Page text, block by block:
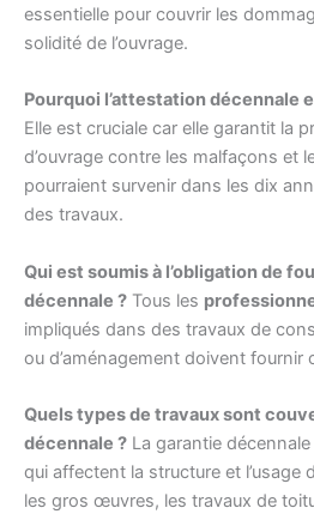
essentielle pour couvrir les
solidité de l’ouvrage.
Pourquoi l’attestation décennale
Elle est cruciale car elle garantit la
d’ouvrage contre les malfaçons et
pourraient survenir dans les dix
des travaux.
Qui est soumis à l’obligation de
décennale ? Tous les
impliqués dans des travaux de
ou d’aménagement doivent fournir
Quels types de travaux sont
décennale ? La garantie
qui affectent la structure et l’usage
les gros œuvres, les travaux de